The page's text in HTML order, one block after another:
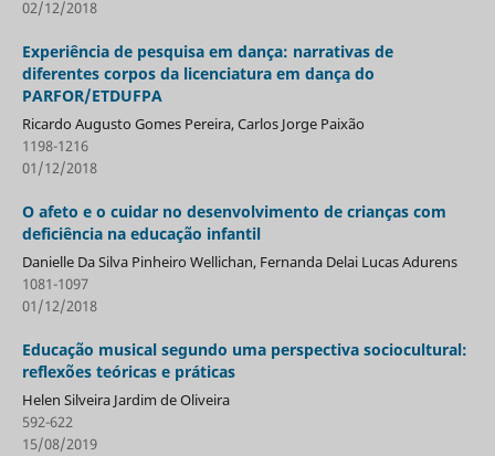
02/12/2018
Experiência de pesquisa em dança: narrativas de
diferentes corpos da licenciatura em dança do
PARFOR/ETDUFPA
Ricardo Augusto Gomes Pereira, Carlos Jorge Paixão
1198-1216
01/12/2018
O afeto e o cuidar no desenvolvimento de crianças com
deficiência na educação infantil
Danielle Da Silva Pinheiro Wellichan, Fernanda Delai Lucas Adurens
1081-1097
01/12/2018
Educação musical segundo uma perspectiva sociocultural:
reflexões teóricas e práticas
Helen Silveira Jardim de Oliveira
592-622
15/08/2019